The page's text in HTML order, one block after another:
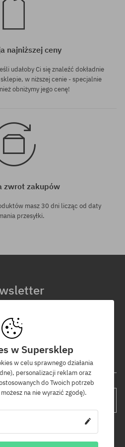
najniższej ceny
udałoby Ci się znaleźć dokładnie
w niższej cenie - specjalnie
obniżymy jego cenę!
zwrot zakupów
masz 30 dni licząc od daty
przesyłki.
i promocjach!
-5% na całe zamówienie!
z wyrażeniem zgody na
pod wskazany adres e-mail.
w Supersklep
w celu sprawnego działania
personalizacji reklam oraz
do Twoich potrzeb
na nie wyrazić zgodę).